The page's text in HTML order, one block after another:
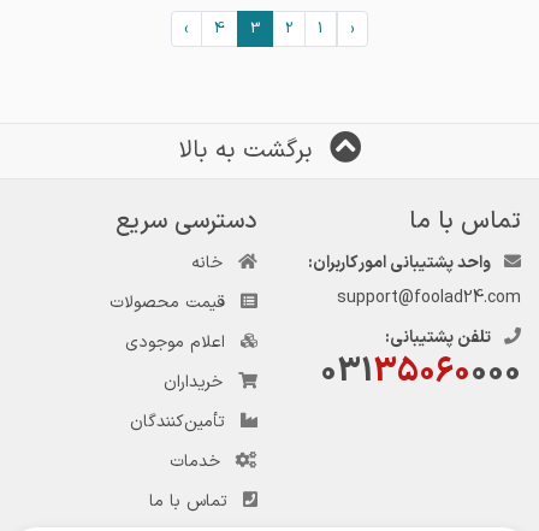
‹
1
2
3
4
›
برگشت به بالا
تماس با ما
واحد پشتیبانی امور کاربران:
support@foolad24.com
تلفن پشتیبانی:
03135060000
دسترسی سریع
خانه
قیمت محصولات
اعلام موجودی
خریداران
تأمین‌کنندگان
خدمات
تماس با ما